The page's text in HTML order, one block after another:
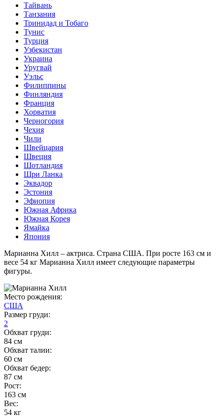
Тайвань
Танзания
Тринидад и Тобаго
Тунис
Турция
Узбекистан
Украина
Уругвай
Уэльс
Филиппины
Финляндия
Франция
Хорватия
Черногория
Чехия
Чили
Швейцария
Швеция
Шотландия
Шри Ланка
Эквадор
Эстония
Эфиопия
Южная Африка
Южная Корея
Ямайка
Япония
Марианна Хилл – актриса. Страна США. При росте 163 см и
весе 54 кг Марианна Хилл имеет следующие параметры
фигуры.
Место рождения:
США
Размер груди:
2
Обхват груди:
84 см
Обхват талии:
60 см
Обхват бедер:
87 см
Рост:
163 см
Вес:
54 кг